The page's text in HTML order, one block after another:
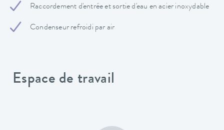
Raccordement d'entrée et sortie d'eau en acier inoxydable
Condenseur refroidi par air
Espace de travail